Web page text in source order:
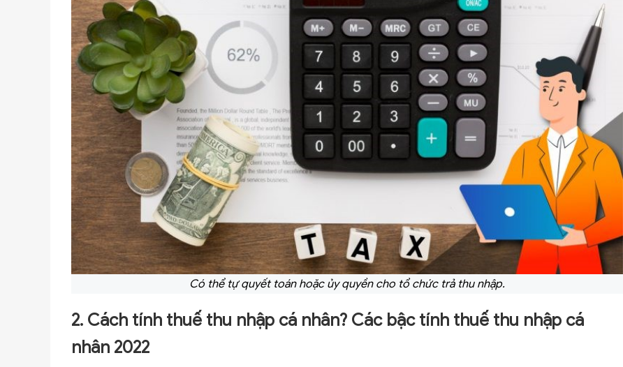
Có thể tự quyết toán hoặc ủy quyền cho tổ chức trả thu nhập.
2. Cách tính thuế thu nhập cá nhân? Các bậc tính thuế thu nhập cá
nhân 2022